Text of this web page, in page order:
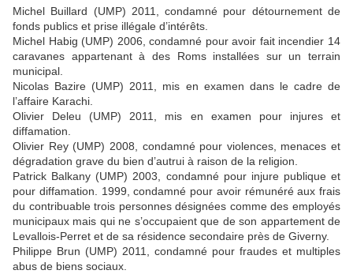
Michel Buillard (UMP) 2011, condamné pour détournement de
fonds publics et prise illégale d’intérêts.
Michel Habig (UMP) 2006, condamné pour avoir fait incendier 14
caravanes appartenant à des Roms installées sur un terrain
municipal.
Nicolas Bazire (UMP) 2011, mis en examen dans le cadre de
l’affaire Karachi.
Olivier Deleu (UMP) 2011, mis en examen pour injures et
diffamation.
Olivier Rey (UMP) 2008, condamné pour violences, menaces et
dégradation grave du bien d’autrui à raison de la religion.
Patrick Balkany (UMP) 2003, condamné pour injure publique et
pour diffamation. 1999, condamné pour avoir rémunéré aux frais
du contribuable trois personnes désignées comme des employés
municipaux mais qui ne s’occupaient que de son appartement de
Levallois-Perret et de sa résidence secondaire près de Giverny.
Philippe Brun (UMP) 2011, condamné pour fraudes et multiples
abus de biens sociaux.